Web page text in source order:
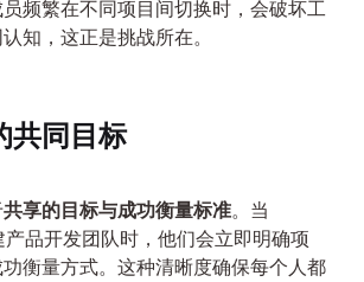
频繁在不同项目间切换时，会破坏工
知，这正是挑战所在。
共同目标
共享的目标与成功衡量标准。当
品开发团队时，他们会立即明确项
衡量方式。这种清晰度确保每个人都